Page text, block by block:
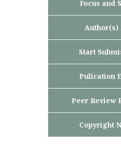
Focus and
Author(s)
Start
Pulication
Peer Review
Copyright